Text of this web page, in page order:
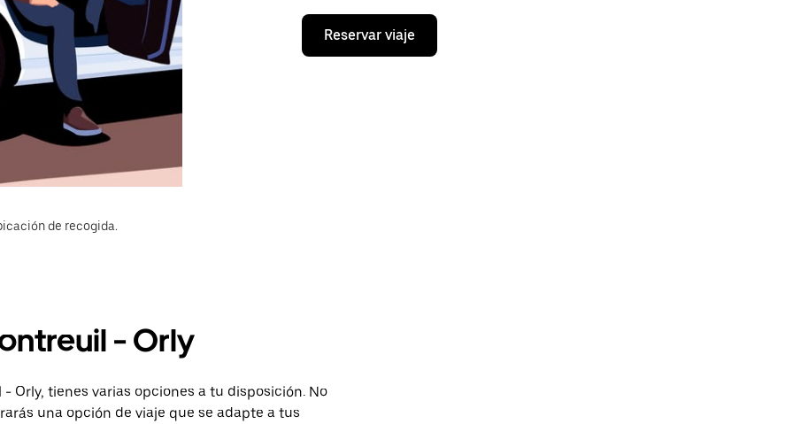
Reservar viaje
de recogida.
- Orly
Orly, tienes varias opciones a tu disposición. No
una opción de viaje que se adapte a tus